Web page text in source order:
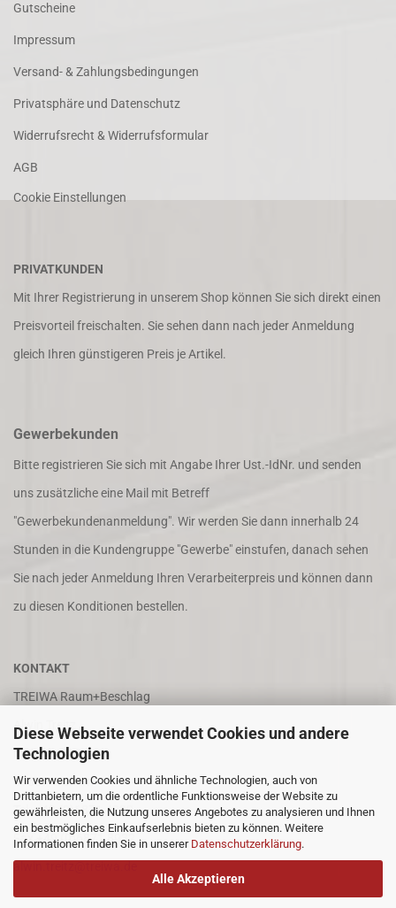
Diese Webseite verwendet Cookies und andere
Technologien
Wir verwenden Cookies und ähnliche Technologien, auch von
Drittanbietern, um die ordentliche Funktionsweise der Website zu
gewährleisten, die Nutzung unseres Angebotes zu analysieren und Ihnen
ein bestmögliches Einkaufserlebnis bieten zu können. Weitere
Informationen finden Sie in unserer Datenschutzerklärung.
Alle Akzeptieren
Gutscheine
Impressum
Versand- & Zahlungsbedingungen
Privatsphäre und Datenschutz
Widerrufsrecht & Widerrufsformular
AGB
Cookie Einstellungen
PRIVATKUNDEN
Mit Ihrer Registrierung in unserem Shop können Sie sich direkt einen
Preisvorteil freischalten. Sie sehen dann nach jeder Anmeldung
gleich Ihren günstigeren Preis je Artikel.
Gewerbekunden
Bitte registrieren Sie sich mit Angabe Ihrer Ust.-IdNr. und senden
uns zusätzliche eine Mail mit Betreff
"Gewerbekundenanmeldung". Wir werden Sie dann innerhalb 24
Stunden in die Kundengruppe "Gewerbe" einstufen, danach sehen
Sie nach jeder Anmeldung Ihren Verarbeiterpreis und können dann
zu diesen Konditionen bestellen.
KONTAKT
TREIWA Raum+Beschlag
Alwin Treitz
In der Puhl 8
66687 Wadern
Tel. +49 (0)6871 4202
Fax +49 (0)6871 8932
alwin.treitz@treiwa.de